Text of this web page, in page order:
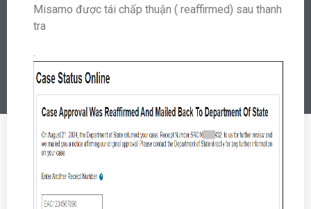
Misamo được tái chấp thuận ( reaffirmed) sau thanh
tra
.